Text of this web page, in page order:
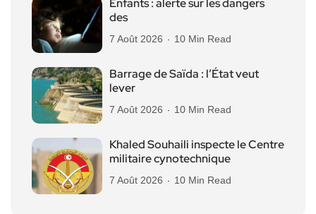
des
7 Août 2026 10 Min Read
Barrage de Saïda : l’État veut
lever
7 Août 2026 10 Min Read
Khaled Souhaili inspecte le Centre
militaire cynotechnique
7 Août 2026 10 Min Read